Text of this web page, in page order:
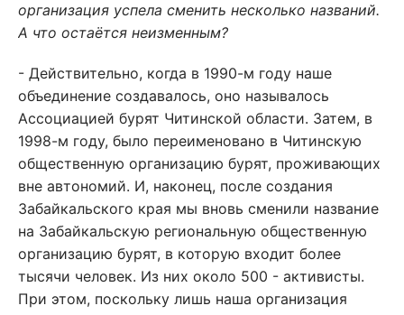
организация успела сменить несколько названий.
А что остаётся неизменным?
- Действительно, когда в 1990-м году наше
объединение создавалось, оно называлось
Ассоциацией бурят Читинской области. Затем, в
1998-м году, было переименовано в Читинскую
общественную организацию бурят, проживающих
вне автономий. И, наконец, после создания
Забайкальского края мы вновь сменили название
на Забайкальскую региональную общественную
организацию бурят, в которую входит более
тысячи человек. Из них около 500 - активисты.
При этом, поскольку лишь наша организация